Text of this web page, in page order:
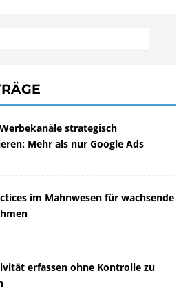
strategisch
Mehr als nur Google Ads
im Mahnwesen für wachsende
erfassen ohne Kontrolle zu